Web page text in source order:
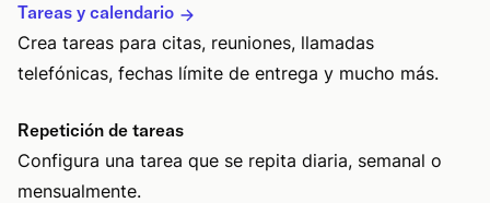
Tareas y calendario
Crea tareas para citas, reuniones, llamadas
telefónicas, fechas límite de entrega y mucho más.
Repetición de tareas
Configura una tarea que se repita diaria, semanal o
mensualmente.